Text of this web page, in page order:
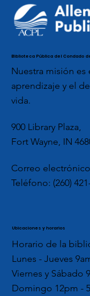
Biblioteca Pública del Condado
Nuestra misión es
aprendizaje y el
vida.
900 Library Plaza,
Fort Wayne, IN
Correo
Teléfono: (260)
Ubicaciones y horarios
Horario de la
Lunes - Jueves
Viernes y Sábado
Domingo 12pm -